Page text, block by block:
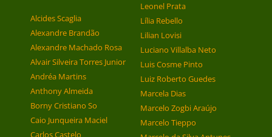
Alcides Scaglia
Alexandre Brandão
Alexandre Machado Rosa
Alvair Silveira Torres Junior
Andréa Martins
Anthony Almeida
Borny Cristiano So
Caio Junqueira Maciel
Carlos Castelo
Leonel Prata
Lília Rebello
Lilian Lovisi
Luciano Villalba Neto
Luis Cosme Pinto
Luiz Roberto Guedes
Marcela Dias
Marcelo Zogbi Araújo
Marcelo Tieppo